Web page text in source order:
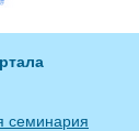
семинария